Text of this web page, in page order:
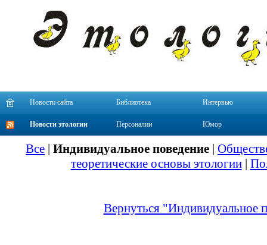
Новости сайта Библиотека Интервью
Новости этологии Персоналии Юмор
Все | Индивидуальное поведение |
теоретические основы этологии|
Вернуться "Индивидуальное